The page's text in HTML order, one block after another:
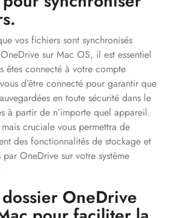
vos fichiers sont synchronisés
sur Mac OS, il est essentiel
êtes connecté à votre compte
d’être connecté pour garantir que
en toute sécurité dans le
à partir de n’importe quel appareil.
cruciale vous permettra de
des fonctionnalités de stockage et
OneDrive sur votre système
OneDrive